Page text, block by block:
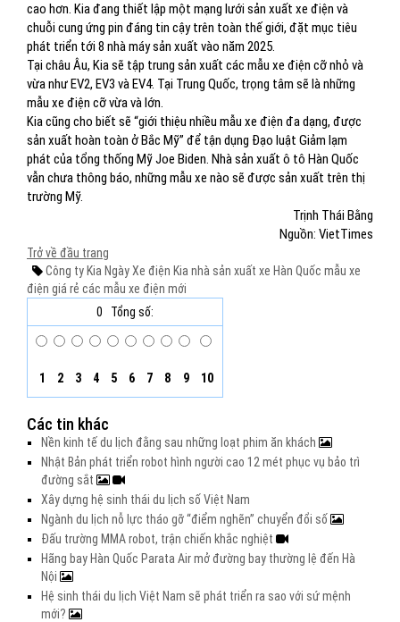
cao hơn. Kia đang thiết lập một mạng lưới sản xuất xe điện và
chuỗi cung ứng pin đáng tin cậy trên toàn thế giới, đặt mục tiêu
phát triển tới 8 nhà máy sản xuất vào năm 2025.
Tại châu Âu, Kia sẽ tập trung sản xuất các mẫu xe điện cỡ nhỏ và
vừa như EV2, EV3 và EV4. Tại Trung Quốc, trọng tâm sẽ là những
mẫu xe điện cỡ vừa và lớn.
Kia cũng cho biết sẽ “giới thiệu nhiều mẫu xe điện đa dạng, được
sản xuất hoàn toàn ở Bắc Mỹ” để tận dụng Đạo luật Giảm lạm
phát của tổng thống Mỹ Joe Biden. Nhà sản xuất ô tô Hàn Quốc
vẫn chưa thông báo, những mẫu xe nào sẽ được sản xuất trên thị
trường Mỹ.
Trịnh Thái Bằng
Nguồn: VietTimes
Trở về đầu trang
Công ty Kia Ngày Xe điện Kia nhà sản xuất xe Hàn Quốc mẫu xe
điện giá rẻ các mẫu xe điện mới
0
Tổng số:
1 2 3 4 5 6 7 8 9 10
Các tin khác
Nền kinh tế du lịch đằng sau những loạt phim ăn khách
Nhật Bản phát triển robot hình người cao 12 mét phục vụ bảo trì
đường sắt
Xây dựng hệ sinh thái du lịch số Việt Nam
Ngành du lịch nỗ lực tháo gỡ “điểm nghẽn” chuyển đổi số
Đấu trường MMA robot, trận chiến khắc nghiệt
Hãng bay Hàn Quốc Parata Air mở đường bay thường lệ đến Hà
Nội
Hệ sinh thái du lịch Việt Nam sẽ phát triển ra sao với sứ mệnh
mới?